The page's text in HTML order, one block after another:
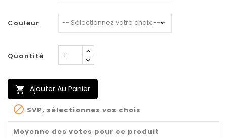
Couleur
Quantité
 Ajouter Au Panier
 SVP, sélectionnez vos choix
Moyenne des votes pour ce produit